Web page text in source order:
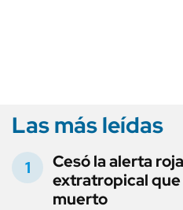
Las más leídas
Cesó la alerta
extratropical que
muerto